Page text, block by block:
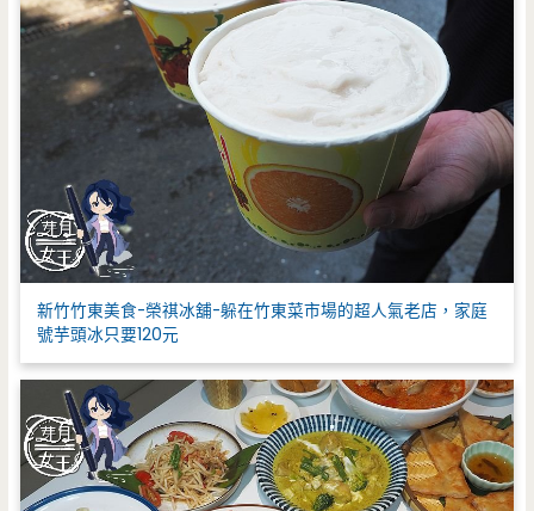
新竹竹東美食-榮祺冰舖-躲在竹東菜市場的超人氣老店，家庭
號芋頭冰只要120元